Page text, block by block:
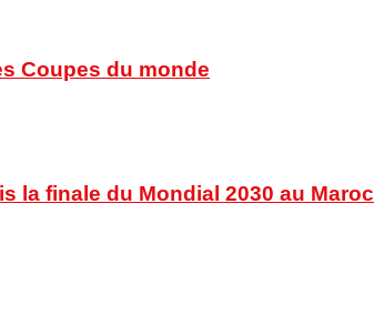
Coupes du monde
la finale du Mondial 2030 au Maroc